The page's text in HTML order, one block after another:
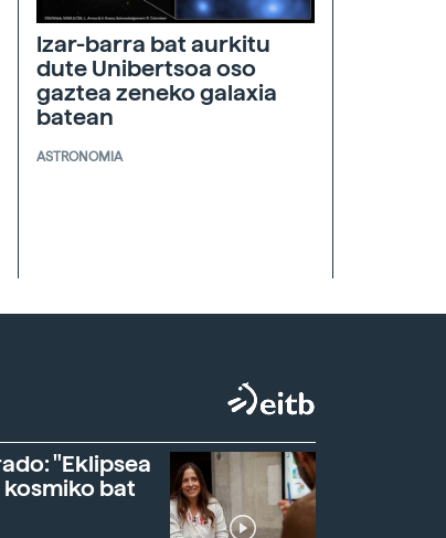
Izar-barra bat aurkitu
dute Unibertsoa oso
gaztea zeneko galaxia
batean
ASTRONOMIA
"Eklipsea
bat